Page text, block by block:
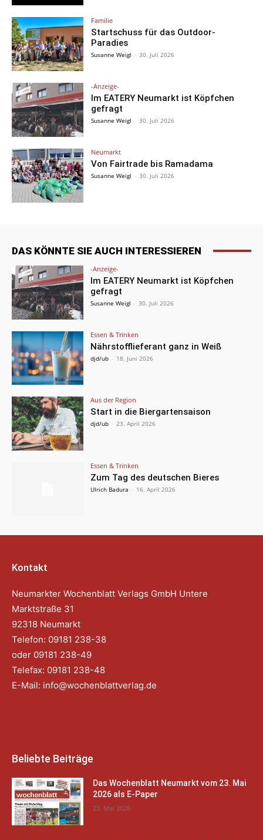
Familie
Startschuss für das Outdoor-
Paradies
Susanne Weigl - 30. Juli 2026
-Anzeige-
Im EATERY Neumarkt ist Köpfchen
gefragt
Susanne Weigl - 30. Juli 2026
Neumarkt
Von Fairtrade bis Ramadama
Susanne Weigl - 30. Juli 2026
DAS KÖNNTE SIE AUCH INTERESSIEREN
-Anzeige-
Im EATERY Neumarkt ist Köpfchen
gefragt
Susanne Weigl - 30. Juli 2026
Essen & Trinken
Nährstofflieferant ganz in Weiß
djd/ub - 18. Juni 2026
Aus der Region
Start in die Biergartensaison
djd/ub - 23. April 2026
Essen & Trinken
Zum Tag des deutschen Bieres
Ulrich Badura - 16. April 2026
Kontakt
Neumarkter Wochenblatt Verlags GmbH Untere
Marktstraße 31
92318 Neumarkt
Telefon: 09181 238-38
oder 09181 238-49
Telefax: 09181 238-48
E-Mail: info@wochenblattverlag.de
Beliebte Beiträge
Das Wochenblatt Neumarkt vom 23. Mai
2026 als E-Paper
23. Mai 2026